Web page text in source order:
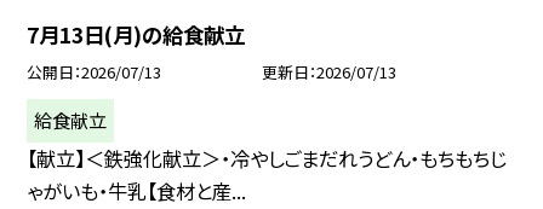
7月13日(月)の給食献立
公開日 2026/07/13 更新日 2026/07/13
給食献立
【献立】＜鉄強化献立＞・冷やしごまだれうどん・もちもちじ
ゃがいも・牛乳【食材と産...